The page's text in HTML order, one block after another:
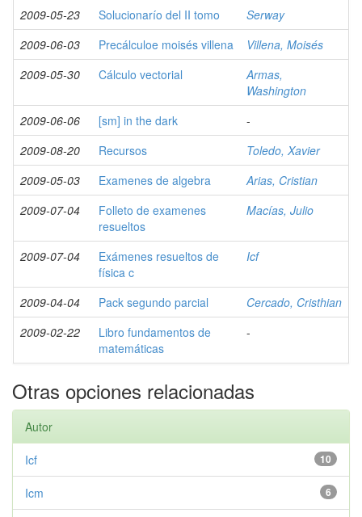
2009-05-23 Solucionarío del II tomo
Serway
2009-06-03
Precálculoe moisés villena
Villena, Moisés
2009-05-30
Cálculo vectorial
Armas,
Washington
2009-06-06
[sm] in the dark
-
2009-08-20
Recursos
Toledo, Xavier
2009-05-03
Examenes de algebra
Arias, Cristian
2009-07-04
Folleto de examenes
resueltos
Macías, Julio
2009-07-04
Exámenes resueltos de
física c
Icf
2009-04-04 Pack segundo parcial
Cercado, Cristhian
2009-02-22
Libro fundamentos de
matemáticas
-
Otras opciones relacionadas
Autor
10
Icf
6
Icm